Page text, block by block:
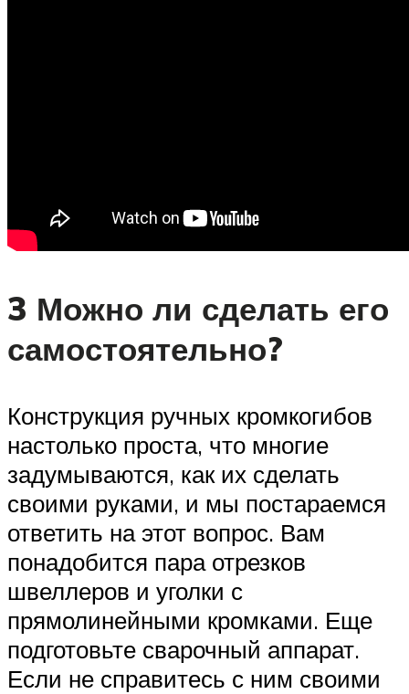
3 Можно ли сделать его
самостоятельно?
Конструкция ручных кромкогибов
настолько проста, что многие
задумываются, как их сделать
своими руками, и мы постараемся
ответить на этот вопрос. Вам
понадобится пара отрезков
швеллеров и уголки с
прямолинейными кромками. Еще
подготовьте сварочный аппарат.
Если не справитесь с ним своими